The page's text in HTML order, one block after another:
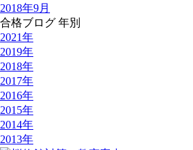
2018年9月
合格ブログ 年別
2021年
2019年
2018年
2017年
2016年
2015年
2014年
2013年